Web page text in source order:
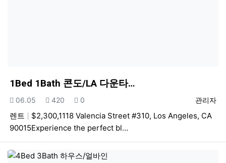
1Bed 1Bath 콘도/LA 다운타…
등록자
관리자
등록일
06.05 조회
420 추천
0
렌트
$2,300,1118 Valencia Street #310, Los Angeles, CA
90015Experience the perfect bl…